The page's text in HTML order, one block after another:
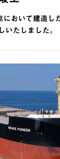
において建造し
いたしました。